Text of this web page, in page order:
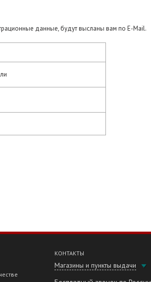
данные, будут высланы вам по E-Mail.
КОНТАКТЫ
Магазины и пункты выдачи